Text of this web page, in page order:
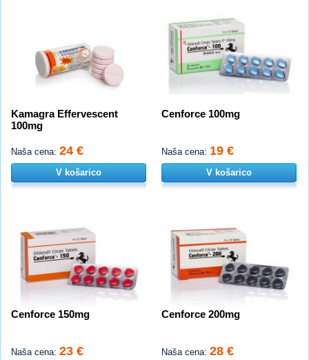
Kamagra Effervescent
100mg
Naša cena: 24 €
V košarico
Cenforce 100mg
Naša cena: 19 €
V košarico
Cenforce 150mg
Naša cena: 23 €
Cenforce 200mg
Naša cena: 28 €